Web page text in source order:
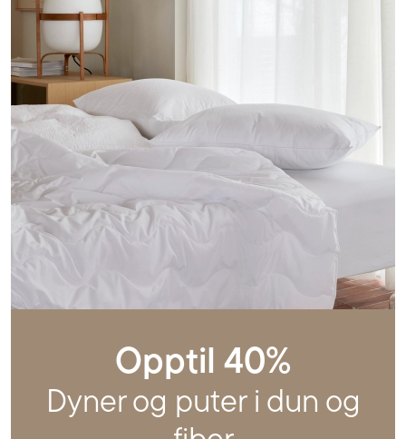
Opptil 40%
Dyner og puter i dun og